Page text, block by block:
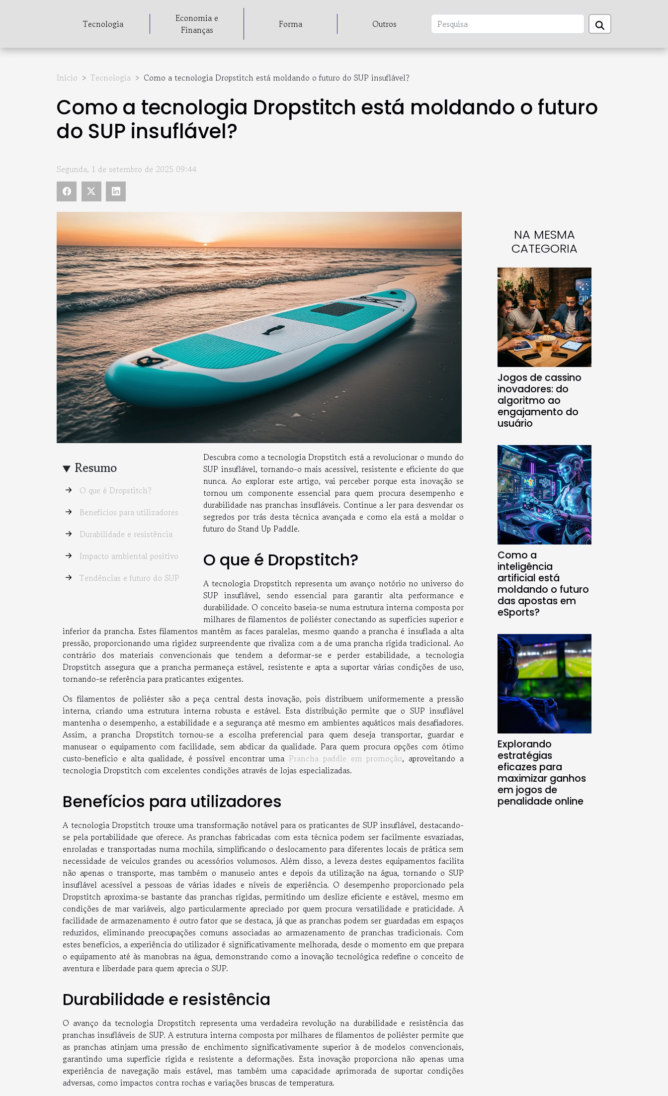
Tecnologia
Economia e
Finanças
Forma Outros
Início Tecnologia Como a tecnologia Dropstitch está moldando o futuro do SUP insuflável?
Como a tecnologia Dropstitch está moldando o futuro
do SUP insuflável?
Segunda, 1 de setembro de 2025 09:44
Resumo
O que é Dropstitch?
Benefícios para utilizadores
Durabilidade e resistência
Impacto ambiental positivo
Tendências e futuro do SUP
Descubra como a tecnologia Dropstitch está a revolucionar o mundo do
SUP insuflável, tornando-o mais acessível, resistente e eficiente do que
nunca. Ao explorar este artigo, vai perceber porque esta inovação se
tornou um componente essencial para quem procura desempenho e
durabilidade nas pranchas insufláveis. Continue a ler para desvendar os
segredos por trás desta técnica avançada e como ela está a moldar o
futuro do Stand Up Paddle.
O que é Dropstitch?
A tecnologia Dropstitch representa um avanço notório no universo do
SUP insuflável, sendo essencial para garantir alta performance e
durabilidade. O conceito baseia-se numa estrutura interna composta por
milhares de filamentos de poliéster conectando as superfícies superior e
inferior da prancha. Estes filamentos mantêm as faces paralelas, mesmo quando a prancha é insuflada a alta
pressão, proporcionando uma rigidez surpreendente que rivaliza com a de uma prancha rígida tradicional. Ao
contrário dos materiais convencionais que tendem a deformar-se e perder estabilidade, a tecnologia
Dropstitch assegura que a prancha permaneça estável, resistente e apta a suportar várias condições de uso,
tornando-se referência para praticantes exigentes.
Os filamentos de poliéster são a peça central desta inovação, pois distribuem uniformemente a pressão
interna, criando uma estrutura interna robusta e estável. Esta distribuição permite que o SUP insuflável
mantenha o desempenho, a estabilidade e a segurança até mesmo em ambientes aquáticos mais desafiadores.
Assim, a prancha Dropstitch tornou-se a escolha preferencial para quem deseja transportar, guardar e
manusear o equipamento com facilidade, sem abdicar da qualidade. Para quem procura opções com ótimo
custo-benefício e alta qualidade, é possível encontrar uma Prancha paddle em promoção, aproveitando a
tecnologia Dropstitch com excelentes condições através de lojas especializadas.
Benefícios para utilizadores
A tecnologia Dropstitch trouxe uma transformação notável para os praticantes de SUP insuflável, destacando-
se pela portabilidade que oferece. As pranchas fabricadas com esta técnica podem ser facilmente esvaziadas,
enroladas e transportadas numa mochila, simplificando o deslocamento para diferentes locais de prática sem
necessidade de veículos grandes ou acessórios volumosos. Além disso, a leveza destes equipamentos facilita
não apenas o transporte, mas também o manuseio antes e depois da utilização na água, tornando o SUP
insuflável acessível a pessoas de várias idades e níveis de experiência. O desempenho proporcionado pela
Dropstitch aproxima-se bastante das pranchas rígidas, permitindo um deslize eficiente e estável, mesmo em
condições de mar variáveis, algo particularmente apreciado por quem procura versatilidade e praticidade. A
facilidade de armazenamento é outro fator que se destaca, já que as pranchas podem ser guardadas em espaços
reduzidos, eliminando preocupações comuns associadas ao armazenamento de pranchas tradicionais. Com
estes benefícios, a experiência do utilizador é significativamente melhorada, desde o momento em que prepara
o equipamento até às manobras na água, demonstrando como a inovação tecnológica redefine o conceito de
aventura e liberdade para quem aprecia o SUP.
Durabilidade e resistência
O avanço da tecnologia Dropstitch representa uma verdadeira revolução na durabilidade e resistência das
pranchas insufláveis de SUP. A estrutura interna composta por milhares de filamentos de poliéster permite que
as pranchas atinjam uma pressão de enchimento significativamente superior à de modelos convencionais,
garantindo uma superfície rígida e resistente a deformações. Esta inovação proporciona não apenas uma
experiência de navegação mais estável, mas também uma capacidade aprimorada de suportar condições
adversas, como impactos contra rochas e variações bruscas de temperatura.
NA MESMA
CATEGORIA
Jogos de cassino
inovadores: do
algoritmo ao
engajamento do
usuário
Como a
inteligência
artificial está
moldando o futuro
das apostas em
eSports?
Explorando
estratégias
eficazes para
maximizar ganhos
em jogos de
penalidade online